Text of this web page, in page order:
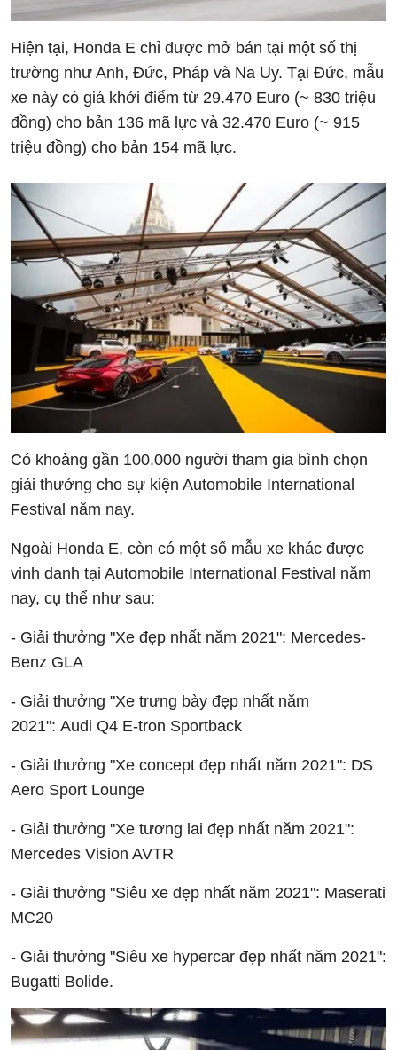
Hiện tại, Honda E chỉ được mở bán tại một số thị
trường như Anh, Đức, Pháp và Na Uy. Tại Đức, mẫu
xe này có giá khởi điểm từ 29.470 Euro (~ 830 triệu
đồng) cho bản 136 mã lực và 32.470 Euro (~ 915
triệu đồng) cho bản 154 mã lực.
Có khoảng gần 100.000 người tham gia bình chọn
giải thưởng cho sự kiện Automobile International
Festival năm nay.
Ngoài Honda E, còn có một số mẫu xe khác được
vinh danh tại Automobile International Festival năm
nay, cụ thể như sau:
- Giải thưởng "Xe đẹp nhất năm 2021": Mercedes-
Benz GLA
- Giải thưởng "Xe trưng bày đẹp nhất năm
2021": Audi Q4 E-tron Sportback
- Giải thưởng "Xe concept đẹp nhất năm 2021": DS
Aero Sport Lounge
- Giải thưởng "Xe tương lai đẹp nhất năm 2021":
Mercedes Vision AVTR
- Giải thưởng "Siêu xe đẹp nhất năm 2021": Maserati
MC20
- Giải thưởng "Siêu xe hypercar đẹp nhất năm 2021":
Bugatti Bolide.